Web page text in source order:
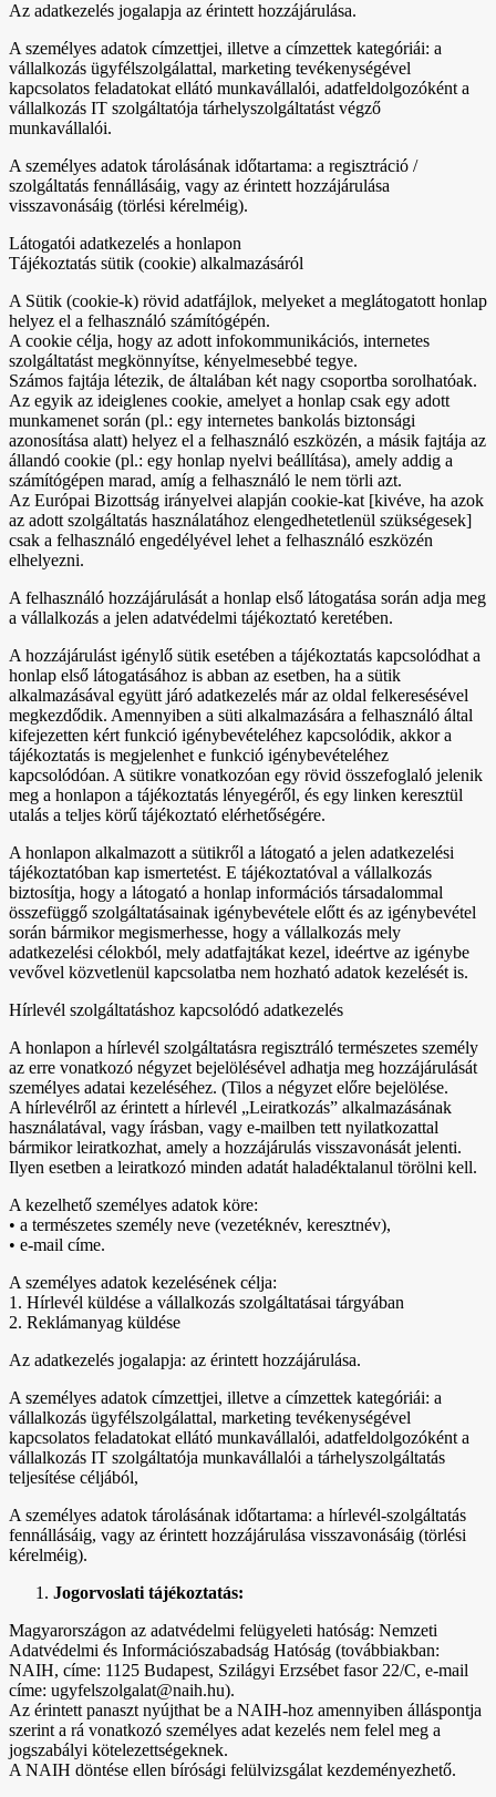
Az adatkezelés jogalapja az érintett hozzájárulása.
A személyes adatok címzettjei, illetve a címzettek kategóriái: a
vállalkozás ügyfélszolgálattal, marketing tevékenységével
kapcsolatos feladatokat ellátó munkavállalói, adatfeldolgozóként a
vállalkozás IT szolgáltatója tárhelyszolgáltatást végző
munkavállalói.
A személyes adatok tárolásának időtartama: a regisztráció /
szolgáltatás fennállásáig, vagy az érintett hozzájárulása
visszavonásáig (törlési kérelméig).
Látogatói adatkezelés a honlapon
Tájékoztatás sütik (cookie) alkalmazásáról
A Sütik (cookie-k) rövid adatfájlok, melyeket a meglátogatott honlap
helyez el a felhasználó számítógépén.
A cookie célja, hogy az adott infokommunikációs, internetes
szolgáltatást megkönnyítse, kényelmesebbé tegye.
Számos fajtája létezik, de általában két nagy csoportba sorolhatóak.
Az egyik az ideiglenes cookie, amelyet a honlap csak egy adott
munkamenet során (pl.: egy internetes bankolás biztonsági
azonosítása alatt) helyez el a felhasználó eszközén, a másik fajtája az
állandó cookie (pl.: egy honlap nyelvi beállítása), amely addig a
számítógépen marad, amíg a felhasználó le nem törli azt.
Az Európai Bizottság irányelvei alapján cookie-kat [kivéve, ha azok
az adott szolgáltatás használatához elengedhetetlenül szükségesek]
csak a felhasználó engedélyével lehet a felhasználó eszközén
elhelyezni.
A felhasználó hozzájárulását a honlap első látogatása során adja meg
a vállalkozás a jelen adatvédelmi tájékoztató keretében.
A hozzájárulást igénylő sütik esetében a tájékoztatás kapcsolódhat a
honlap első látogatásához is abban az esetben, ha a sütik
alkalmazásával együtt járó adatkezelés már az oldal felkeresésével
megkezdődik. Amennyiben a süti alkalmazására a felhasználó által
kifejezetten kért funkció igénybevételéhez kapcsolódik, akkor a
tájékoztatás is megjelenhet e funkció igénybevételéhez
kapcsolódóan. A sütikre vonatkozóan egy rövid összefoglaló jelenik
meg a honlapon a tájékoztatás lényegéről, és egy linken keresztül
utalás a teljes körű tájékoztató elérhetőségére.
A honlapon alkalmazott a sütikről a látogató a jelen adatkezelési
tájékoztatóban kap ismertetést. E tájékoztatóval a vállalkozás
biztosítja, hogy a látogató a honlap információs társadalommal
összefüggő szolgáltatásainak igénybevétele előtt és az igénybevétel
során bármikor megismerhesse, hogy a vállalkozás mely
adatkezelési célokból, mely adatfajtákat kezel, ideértve az igénybe
vevővel közvetlenül kapcsolatba nem hozható adatok kezelését is.
Hírlevél szolgáltatáshoz kapcsolódó adatkezelés
A honlapon a hírlevél szolgáltatásra regisztráló természetes személy
az erre vonatkozó négyzet bejelölésével adhatja meg hozzájárulását
személyes adatai kezeléséhez. (Tilos a négyzet előre bejelölése.
A hírlevélről az érintett a hírlevél „Leiratkozás” alkalmazásának
használatával, vagy írásban, vagy e-mailben tett nyilatkozattal
bármikor leiratkozhat, amely a hozzájárulás visszavonását jelenti.
Ilyen esetben a leiratkozó minden adatát haladéktalanul törölni kell.
A kezelhető személyes adatok köre:
• a természetes személy neve (vezetéknév, keresztnév),
• e-mail címe.
A személyes adatok kezelésének célja:
1. Hírlevél küldése a vállalkozás szolgáltatásai tárgyában
2. Reklámanyag küldése
Az adatkezelés jogalapja: az érintett hozzájárulása.
A személyes adatok címzettjei, illetve a címzettek kategóriái: a
vállalkozás ügyfélszolgálattal, marketing tevékenységével
kapcsolatos feladatokat ellátó munkavállalói, adatfeldolgozóként a
vállalkozás IT szolgáltatója munkavállalói a tárhelyszolgáltatás
teljesítése céljából,
A személyes adatok tárolásának időtartama: a hírlevél-szolgáltatás
fennállásáig, vagy az érintett hozzájárulása visszavonásáig (törlési
kérelméig).
Jogorvoslati tájékoztatás:
Magyarországon az adatvédelmi felügyeleti hatóság: Nemzeti
Adatvédelmi és Információszabadság Hatóság (továbbiakban:
NAIH, címe: 1125 Budapest, Szilágyi Erzsébet fasor 22/C, e-mail
címe: ugyfelszolgalat@naih.hu).
Az érintett panaszt nyújthat be a NAIH-hoz amennyiben álláspontja
szerint a rá vonatkozó személyes adat kezelés nem felel meg a
jogszabályi kötelezettségeknek.
A NAIH döntése ellen bírósági felülvizsgálat kezdeményezhető.